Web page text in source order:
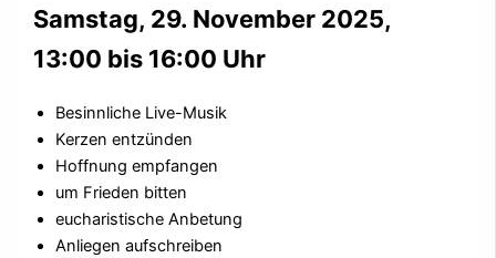
Samstag, 29. November 2025,
13:00 bis 16:00 Uhr
Besinnliche Live-Musik
Kerzen entzünden
Hoffnung empfangen
um Frieden bitten
eucharistische Anbetung
Anliegen aufschreiben